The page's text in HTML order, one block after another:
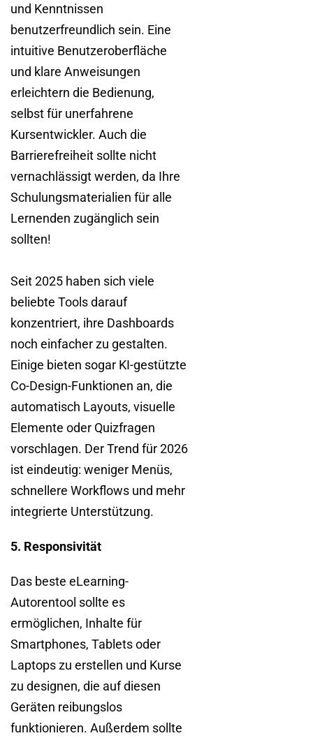
und Kenntnissen
benutzerfreundlich sein. Eine
intuitive Benutzeroberfläche
und klare Anweisungen
erleichtern die Bedienung,
selbst für unerfahrene
Kursentwickler. Auch die
Barrierefreiheit sollte nicht
vernachlässigt werden, da Ihre
Schulungsmaterialien für alle
Lernenden zugänglich sein
sollten!
Seit 2025 haben sich viele
beliebte Tools darauf
konzentriert, ihre Dashboards
noch einfacher zu gestalten.
Einige bieten sogar KI-gestützte
Co-Design-Funktionen an, die
automatisch Layouts, visuelle
Elemente oder Quizfragen
vorschlagen. Der Trend für 2026
ist eindeutig: weniger Menüs,
schnellere Workflows und mehr
integrierte Unterstützung.
5. Responsivität
Das beste eLearning-
Autorentool sollte es
ermöglichen, Inhalte für
Smartphones, Tablets oder
Laptops zu erstellen und Kurse
zu designen, die auf diesen
Geräten reibungslos
funktionieren. Außerdem sollte